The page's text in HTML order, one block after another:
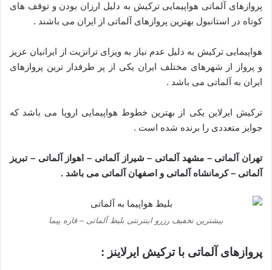
پروازهای آلماتی هواپیمایی ترکیش به دلیل ارزان بودن و توقف های
کوتاه در استانبول بهترین پروازهای آلماتی از ایران می باشند .
هواپیمایی ترکیش به دلیل عدم نیاز به ویزای ترانزیت از ایرانیان عزیز
و پرواز از شهرهای مختلف ایران یکی از پر طرفدار ترین پروازهای
ایران به آلماتی می باشد .
ترکیش ایرلاین یکی از بهترین خطوط هواپیمایی اروپا می باشد که
جوایز متعددی را برنده شده است .
تهران آلماتی – مشهد آلماتی – شیراز آلماتی – اهواز آلماتی – تبریز
آلماتی – کرمانشاه آلماتی و اصفهان آلماتی می باشد .
بیشترین تخفیف رزرو اینترنتی بلیط آلماتی – قاره پیما
پروازهای آلماتی با ترکیش ایرلاینز :